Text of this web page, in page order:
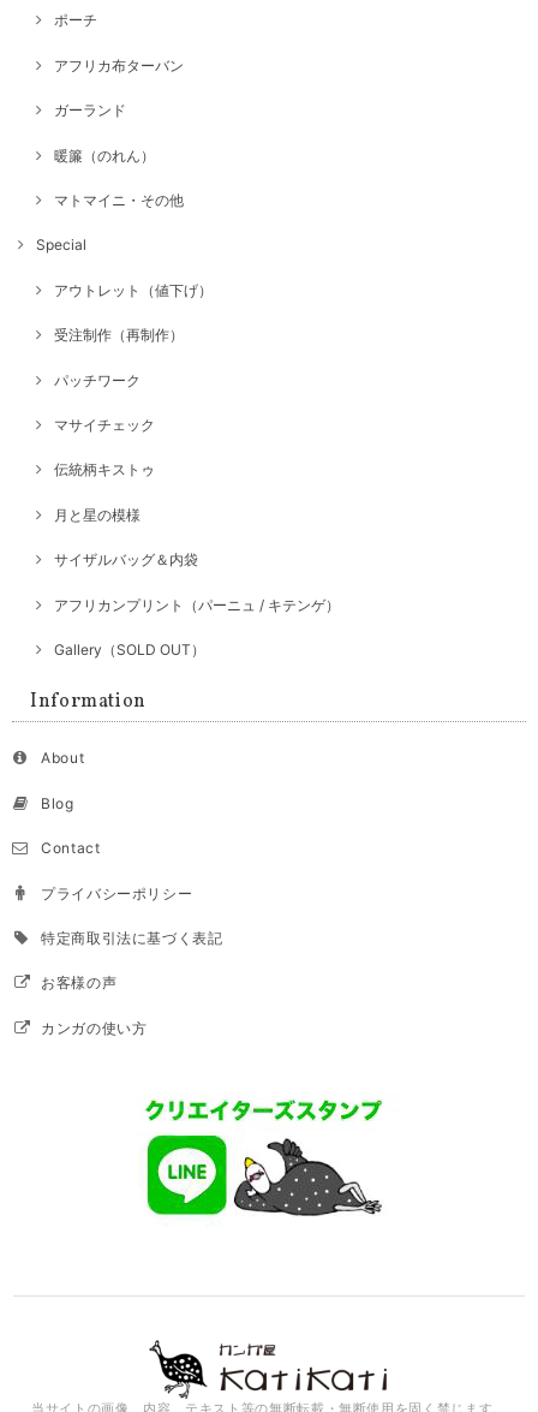
ポーチ
アフリカ布ターバン
ガーランド
暖簾（のれん）
マトマイニ・その他
Special
アウトレット（値下げ）
受注制作（再制作）
パッチワーク
マサイチェック
伝統柄キストゥ
月と星の模様
サイザルバッグ＆内袋
アフリカンプリント（パーニュ / キテンゲ）
Gallery（SOLD OUT）
Information
About
Blog
Contact
プライバシーポリシー
特定商取引法に基づく表記
お客様の声
カンガの使い方
当サイトの画像、内容、テキスト等の無断転載・無断使用を固く禁じます。